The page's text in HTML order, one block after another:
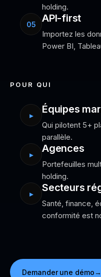
holding.
05 API-first
Importez les
Power BI,
POUR QUI
▸ Équipes
Qui pilotent 5+
parallèle.
▸ Agences
Portefeuilles
holding.
▸ Secteurs
Santé, finance,
conformité est
Demander une démo